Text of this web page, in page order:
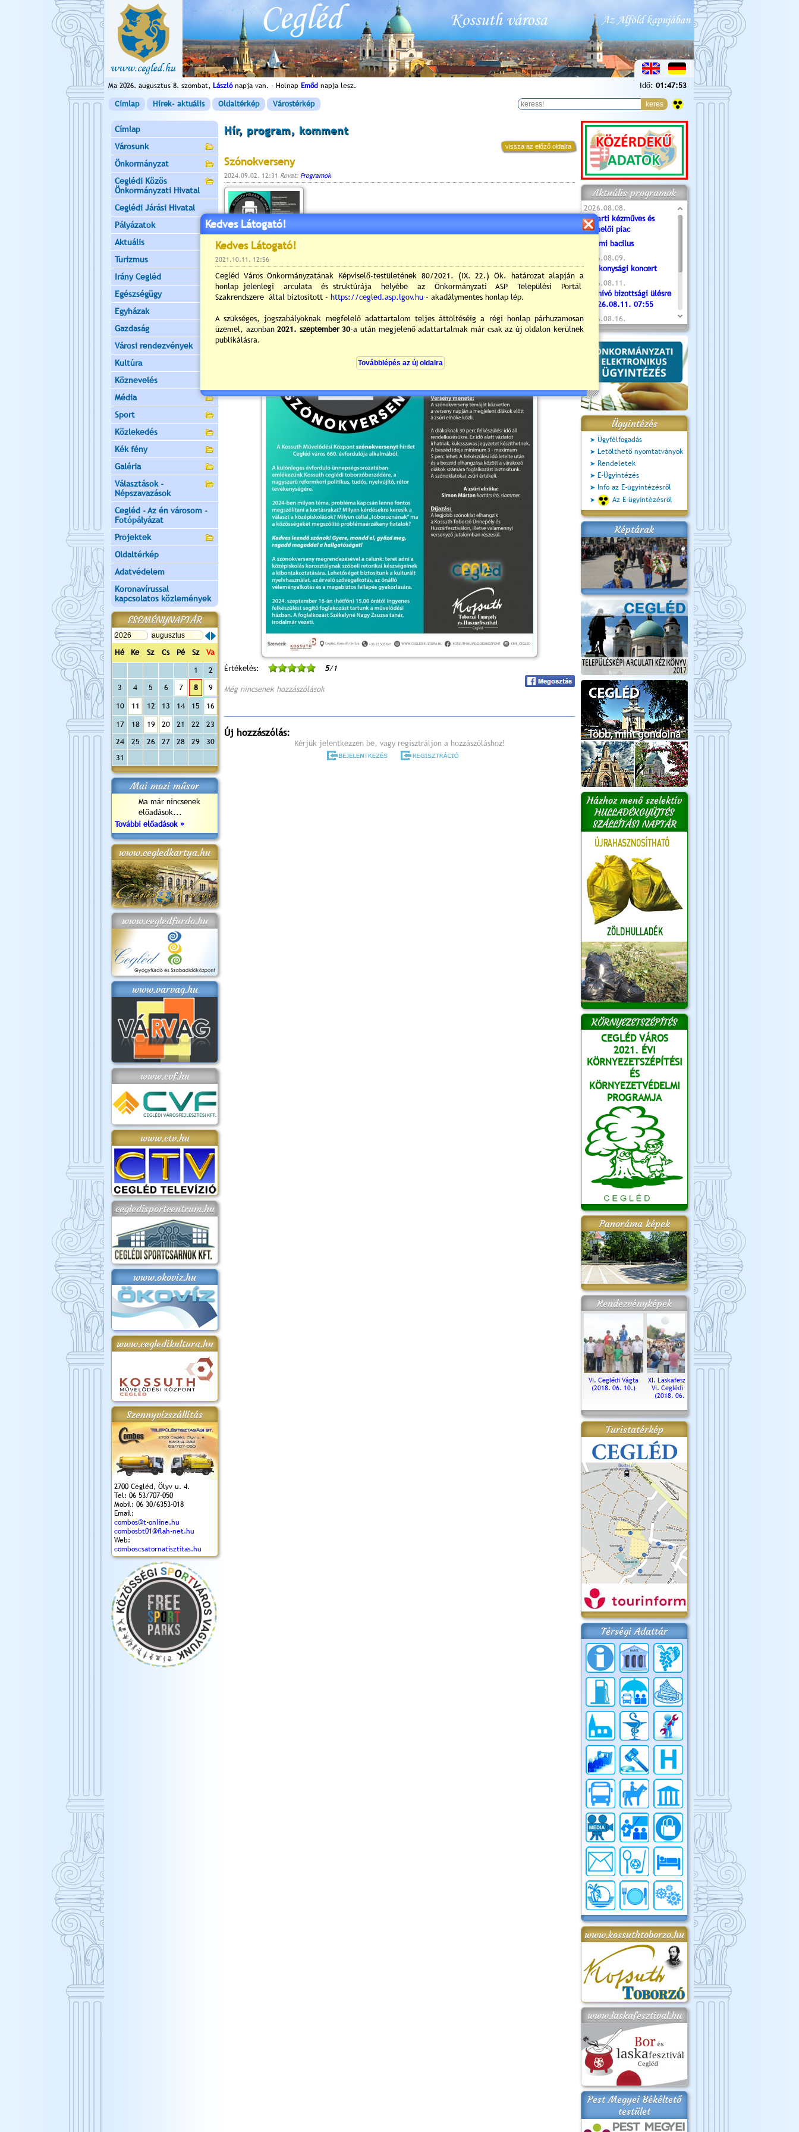
Ma 2026. augusztus 8. szombat, Lászlónapja van. - Holnap Emőd napja lesz. Idő: 01:47:54
Címlap Hírek- aktuális Oldaltérkép Várostérkép
Címlap
Városunk
Önkormányzat
Ceglédi Közös
Önkormányzati Hivatal
Ceglédi Járási Hivatal
Pályázatok
Aktuális
Turizmus
Irány Cegléd
Egészségügy
Egyházak
Gazdaság
Városi rendezvények
Kultúra
Köznevelés
Média
Sport
Közlekedés
Kék fény
Galéria
Választások -
Népszavazások
Cegléd - Az én városom -
Fotópályázat
Projektek
Oldaltérkép
Adatvédelem
Koronavírussal
kapcsolatos közlemények
ESEMÉNYNAPTÁR
Hé Ke Sz Cs Pé Sz
Va
1
2
3
4 5 6 7 8 9
10 11 12 13 14 15 16
17 18 19 20 21 22
23
24
25 26 27 28 29
30
31
Mai mozi műsor
Ma már nincsenek
előadások...
További előadások »
www.cegledkartya.hu
www.cegledfurdo.hu
www.varvag.hu
www.cvf.hu
www.ctv.hu
cegledisportcentrum.hu
www.okoviz.hu
www.cegledikultura.hu
Szennyvízszállítás
2700 Cegléd, Ölyv u. 4.
Tel: 06 53/707-050
Mobil: 06 30/6353-018
Email:
combos@t-online.hu
combosbt01@flah-net.hu
Web:
comboscsatornatisztitas.hu
Hír, program, komment
vissza az előző oldalra
Szónokverseny
2024.09.02. 12:31 Rovat: Programok
Értékelés: 5/1
Még nincsenek hozzászólások
Új hozzászólás:
Kérjük jelentkezzen be, vagy regisztráljon a hozzászóláshoz!
Aktuális programok
2026.08.08.
Tóparti kézműves és
termelői piac
Valami bacilus
2026.08.09.
Jótékonysági koncert
2026.08.11.
Meghívó bizottsági ülésre
- 2026.08.11. 07:55
2026.08.16.
Újvárosi Közlekedési és
Sportnap
2026.08.19.
Ceglédi fotóklub kiállítás
2026.08.20.
Szent István Ünnepe
Ügyintézés
Ügyfélfogadás
Letölthető nyomtatványok
Rendeletek
E-Ügyintézés
Info az E-ügyintézésről
Az E-ügyintézésről
Képtárak
Házhoz menő szelektív
HULLADÉKGYŰJTÉS
SZÁLLÍTÁSI NAPTÁR
KÖRNYEZETSZÉPÍTÉS
CEGLÉD VÁROS
2021. ÉVI
KÖRNYEZETSZÉPÍTÉSI
ÉS
KÖRNYEZETVÉDELMI
PROGRAMJA
Panoráma képek
Rendezvényképek
VI. Ceglédi Vágta
(2018. 06. 10.)
XI. Laskafesztivál és
VI. Ceglédi Vágta
(2018. 06. 10.)
Városnapok 2018.
Kossuth Toborzó
Ünnepély
Szent István Ünnepe
(2017. 08. 20.)
Turistatérkép
Térségi Adattár
www.kossuthtoborzo.hu
www.laskafesztival.hu
Pest Megyei Békéltető
testület
Kedves Látogató!